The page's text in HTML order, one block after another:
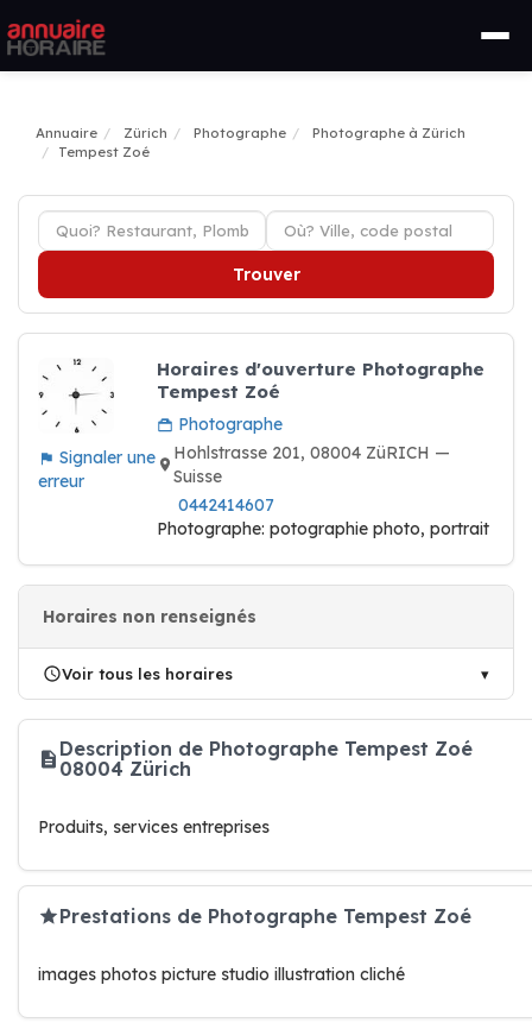
Annuaire Zürich Photographe
Photographe à Zürich
Tempest Zoé
Trouver
Signaler une
erreur
Horaires d'ouverture Photographe
Tempest Zoé
Photographe
Hohlstrasse 201, 08004 ZüRICH —
Suisse
0442414607
Photographe: potographie photo, portrait
Horaires non renseignés
Voir tous les horaires
Description de Photographe Tempest Zoé
08004 Zürich
Produits, services entreprises
Prestations de Photographe Tempest Zoé
images photos picture studio illustration cliché